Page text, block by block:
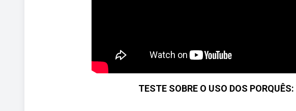
TESTE SOBRE O USO DOS